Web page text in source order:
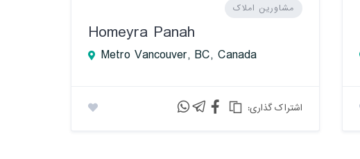
مشاورین املاک
Homeyra Panah
Metro Vancouver, BC, Canada
:اشتراک گذاری